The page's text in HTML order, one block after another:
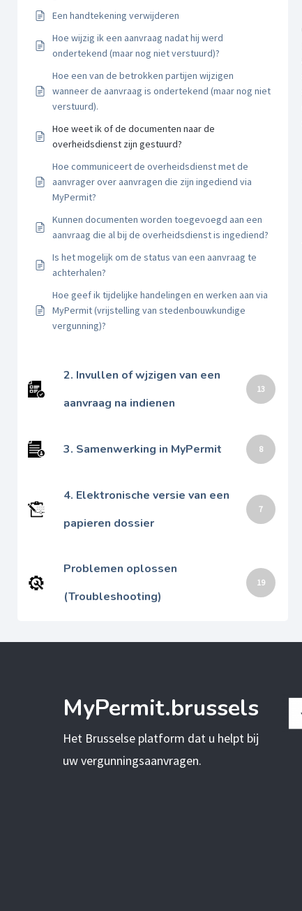
Een handtekening verwijderen
Hoe wijzig ik een aanvraag nadat hij werd
ondertekend (maar nog niet verstuurd)?
Hoe een van de betrokken partijen wijzigen
wanneer de aanvraag is ondertekend (maar nog niet
verstuurd).
Hoe weet ik of de documenten naar de
overheidsdienst zijn gestuurd?
Hoe communiceert de overheidsdienst met de
aanvrager over aanvragen die zijn ingediend via
MyPermit?
Kunnen documenten worden toegevoegd aan een
aanvraag die al bij de overheidsdienst is ingediend?
Is het mogelijk om de status van een aanvraag te
achterhalen?
Hoe geef ik tijdelijke handelingen en werken aan via
MyPermit (vrijstelling van stedenbouwkundige
vergunning)?
2. Invullen of wjzigen van een
aanvraag na indienen
13
3. Samenwerking in MyPermit 8
4. Elektronische versie van een
papieren dossier
7
Problemen oplossen
(Troubleshooting)
19
MyPermit.brussels
Het Brusselse platform dat u helpt bij
uw vergunningsaanvragen.